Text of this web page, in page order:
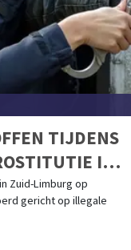
TIJDENS
IN
Zuid-Limburg op
gericht op illegale